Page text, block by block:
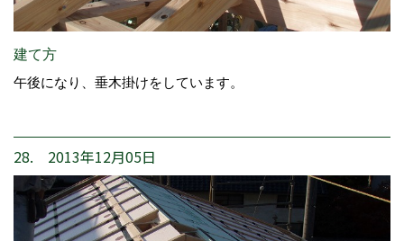
建て方
午後になり、垂木掛けをしています。
28. 2013年12月05日